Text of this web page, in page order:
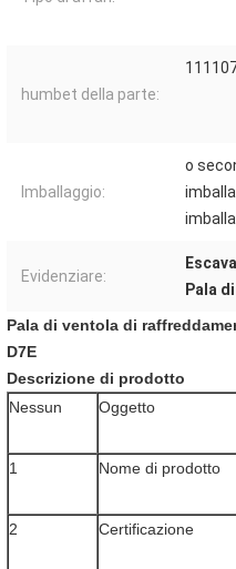
humbet della parte:
Imballaggio:
o
Evidenziare:
Pala
Pala di ventola di
D7E
Descrizione di prodotto
Nessun
Oggetto
1 Nome di prodotto
2 Certificazione